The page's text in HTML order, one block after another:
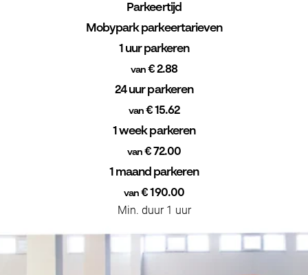
Parkeertijd
Mobypark parkeertarieven
1 uur parkeren
van€ 2.88
24 uur parkeren
van€ 15.62
1 week parkeren
van€ 72.00
1 maand parkeren
van € 190.00
Min. duur 1 uur